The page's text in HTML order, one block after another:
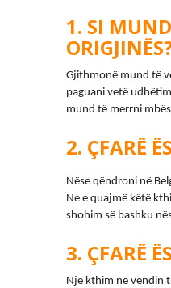
SI
Gjithmonë mund të
paguani vetë
mund të merrni
ÇFARË
Nëse qëndroni në
Ne e quajmë këtë
shohim së bashku
ÇFARË
Një kthim në vendin